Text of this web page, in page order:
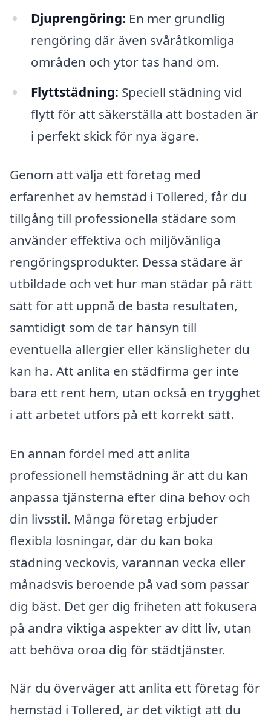
Djuprengöring: En mer grundlig
rengöring där även svåråtkomliga
områden och ytor tas hand om.
Flyttstädning: Speciell städning vid
flytt för att säkerställa att bostaden är
i perfekt skick för nya ägare.
Genom att välja ett företag med
erfarenhet av hemstäd i Tollered, får du
tillgång till professionella städare som
använder effektiva och miljövänliga
rengöringsprodukter. Dessa städare är
utbildade och vet hur man städar på rätt
sätt för att uppnå de bästa resultaten,
samtidigt som de tar hänsyn till
eventuella allergier eller känsligheter du
kan ha. Att anlita en städfirma ger inte
bara ett rent hem, utan också en trygghet
i att arbetet utförs på ett korrekt sätt.
En annan fördel med att anlita
professionell hemstädning är att du kan
anpassa tjänsterna efter dina behov och
din livsstil. Många företag erbjuder
flexibla lösningar, där du kan boka
städning veckovis, varannan vecka eller
månadsvis beroende på vad som passar
dig bäst. Det ger dig friheten att fokusera
på andra viktiga aspekter av ditt liv, utan
att behöva oroa dig för städtjänster.
När du överväger att anlita ett företag för
hemstäd i Tollered, är det viktigt att du